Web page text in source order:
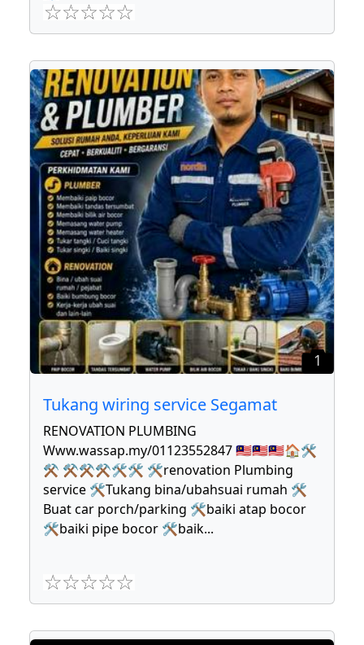
1
Tukang wiring service Segamat
RENOVATION PLUMBING
Www.wassap.my/01123552847 🇲🇾🇲🇾🇲🇾🏠🛠
⚒ ⚒⚒⚒🛠🛠 🛠renovation Plumbing
service 🛠Tukang bina/ubahsuai rumah 🛠
Buat car porch/parking 🛠baiki atap bocor
🛠baiki pipe bocor 🛠baik...